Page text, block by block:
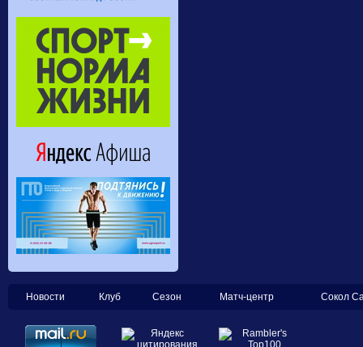
Новости Клуб Сезон Матч-центр Сокол